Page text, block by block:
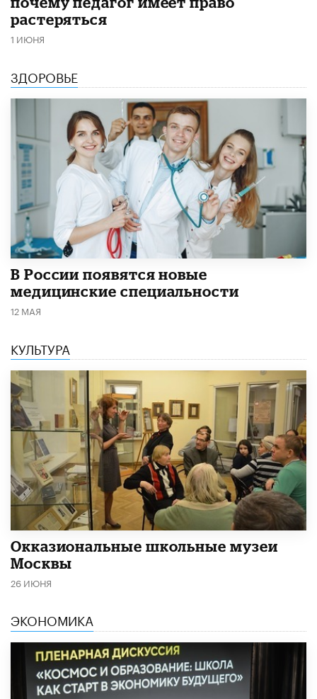
растеряться
1 ИЮНЯ
ЗДОРОВЬЕ
В России появятся новые
медицинские специальности
12 МАЯ
КУЛЬТУРА
​Окказиональные школьные музеи
Москвы
26 ИЮНЯ
ЭКОНОМИКА